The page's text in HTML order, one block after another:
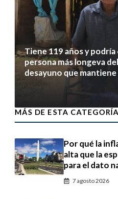
Tiene 119 años y
persona más longeva
desayuno que
MÁS DE ESTA CATEGORÍA
Por qué la
alta que la
para el dato
7 agosto 2026